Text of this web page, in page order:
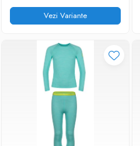
Vezi Variante